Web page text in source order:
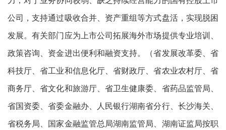
公司，支持通过吸收合并、资产重组等方式盘活，实现脱困
发展。有关部门应为上市公司拓展海外市场提供专业培训、
政策咨询、资金进出便利和融资支持。（省发展改革委、省
科技厅、省工业和信息化厅、省财政厅、省农业农村厅、省
商务厅、省文化和旅游厅、省卫生健康委、省药品监管局、
省国资委、省委金融办、人民银行湖南省分行、长沙海关、
省税务局、国家金融监管总局湖南监管局、湖南证监局按职